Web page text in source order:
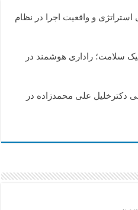
و واقعیت اجرا در نظام
سلامت؛ راداری هوشمند در
دکترخلیل علی محمدزاده در